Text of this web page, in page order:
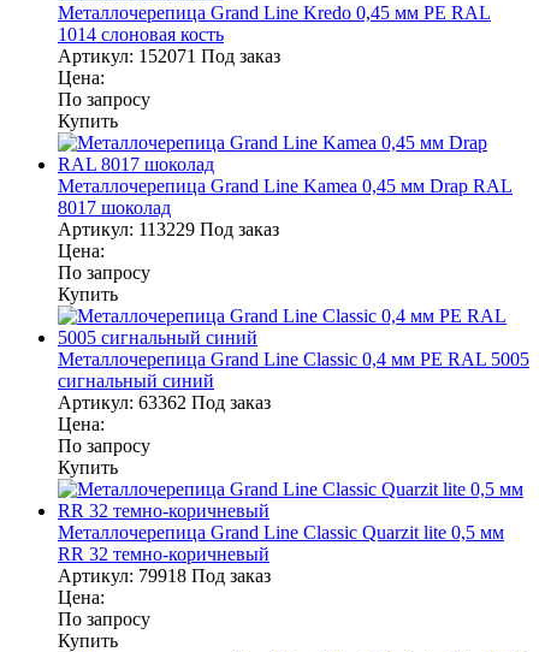
Металлочерепица Grand Line Kredo 0,45 мм PE RAL
1014 слоновая кость
Артикул: 152071 Под заказ
Цена:
По запросу
Купить
Металлочерепица Grand Line Kamea 0,45 мм Drap RAL
8017 шоколад
Артикул: 113229 Под заказ
Цена:
По запросу
Купить
Металлочерепица Grand Line Classic 0,4 мм PE RAL 5005
сигнальный синий
Артикул: 63362 Под заказ
Цена:
По запросу
Купить
Металлочерепица Grand Line Classic Quarzit lite 0,5 мм
RR 32 темно-коричневый
Артикул: 79918 Под заказ
Цена:
По запросу
Купить